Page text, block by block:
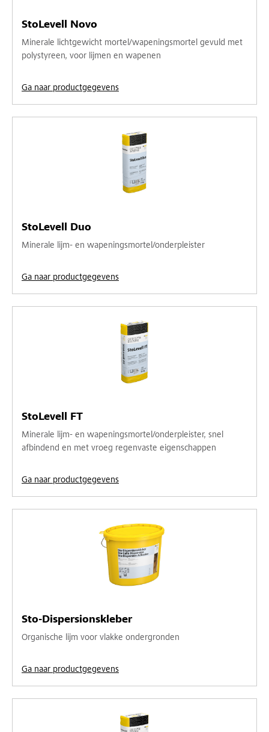
StoLevell Novo
Minerale lichtgewicht mortel/wapeningsmortel gevuld met
polystyreen, voor lijmen en wapenen
Ga naar productgegevens
StoLevell Duo
Minerale lijm- en wapeningsmortel/onderpleister
Ga naar productgegevens
StoLevell FT
Minerale lijm- en wapeningsmortel/onderpleister, snel
afbindend en met vroeg regenvaste eigenschappen
Ga naar productgegevens
Sto-Dispersionskleber
Organische lijm voor vlakke ondergronden
Ga naar productgegevens